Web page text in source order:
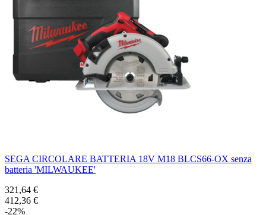
SEGA CIRCOLARE BATTERIA 18V M18 BLCS66-OX senza
batteria 'MILWAUKEE'
321,64 €
412,36 €
-22%